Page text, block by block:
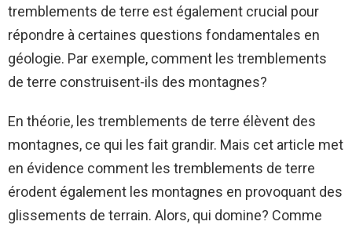
tremblements de terre est également crucial pour
répondre à certaines questions fondamentales en
géologie. Par exemple, comment les tremblements
de terre construisent-ils des montagnes?
En théorie, les tremblements de terre élèvent des
montagnes, ce qui les fait grandir. Mais cet article met
en évidence comment les tremblements de terre
érodent également les montagnes en provoquant des
glissements de terrain. Alors, qui domine? Comme